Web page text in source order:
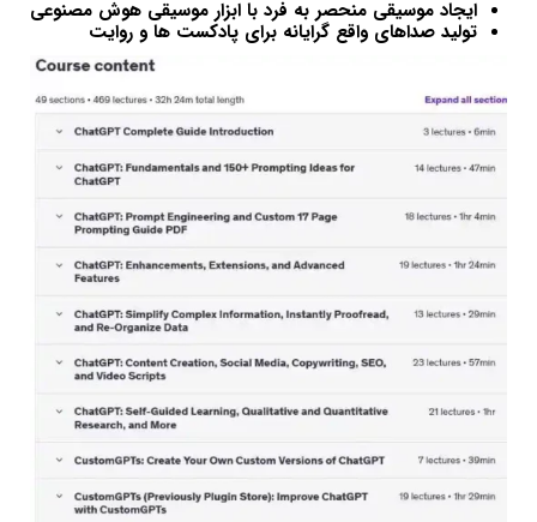
ایجاد موسیقی منحصر به فرد با ابزار موسیقی هوش مصنوعی
تولید صداهای واقع گرایانه برای پادکست ها و روایت